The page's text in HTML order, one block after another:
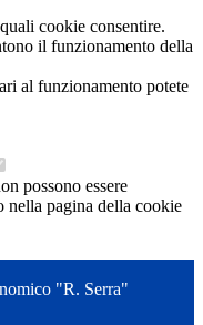
cookie consentire.
il funzionamento della
al funzionamento potete
possono essere
nella pagina della cookie
"R. Serra"